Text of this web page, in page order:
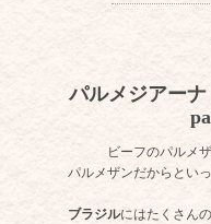
パルメジアー
ビーフのパルメ
パルメザンだからとい
ブラジルにはたくさん